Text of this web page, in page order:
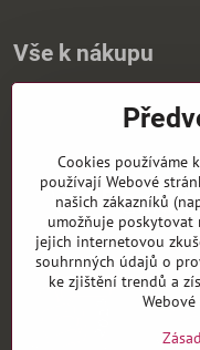
Vše k nákupu
Zasíláme i na Slovensko
Cookies používáme
používají Webové
našich zákazníků
umožňuje poskytovat
jejich internetovou
souhrnných údajů o
ke zjištění trendů a